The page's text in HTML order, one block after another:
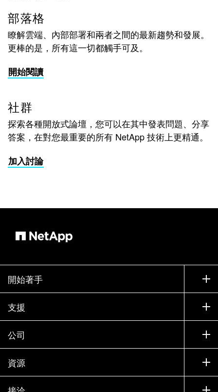
部落格
瞭解雲端、內部部署和兩者之間的最新趨勢和發展。
更棒的是，所有這一切都觸手可及。
開始閱讀
社群
探索各種開放式論壇，您可以在其中發表問題、分享
答案，在對您最重要的所有 NetApp 技術上更精通。
加入討論
開始著手
如何購買
聯絡銷售人員
尋找合作夥伴
試用產品
執行簡報
支援
支援
訓練
說明文件
知識庫
公司
公司
合作夥伴
資源
新聞